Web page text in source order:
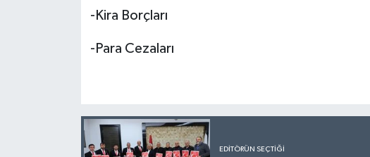
-Kira Borçları
-Para Cezaları
EDITÖRÜN SEÇTIĞI